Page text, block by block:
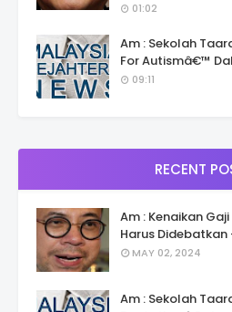
01:02
Am : Sekolah
For Autismâ€™
09:11
RECENT
Am : Kenaikan
Harus Didebatkan
MAY 02, 2024
Am : Sekolah